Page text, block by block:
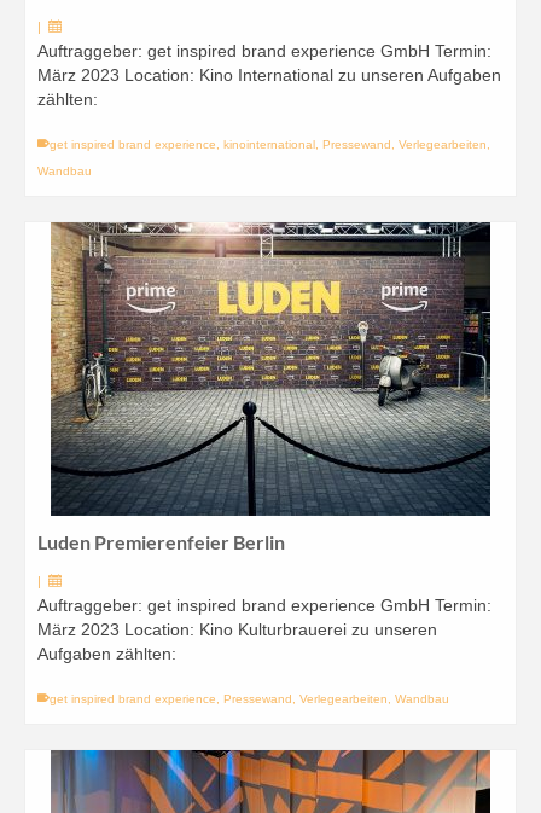
|
Auftraggeber: get inspired brand experience GmbH Termin:
März 2023 Location: Kino International zu unseren Aufgaben
zählten:
get inspired brand experience kinointernational Pressewand Verlegearbeiten
Wandbau
Luden Premierenfeier Berlin
|
Auftraggeber: get inspired brand experience GmbH Termin:
März 2023 Location: Kino Kulturbrauerei zu unseren
Aufgaben zählten:
get inspired brand experience Pressewand Verlegearbeiten Wandbau